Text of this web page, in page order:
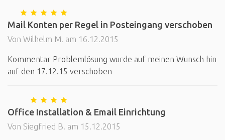
Mail Konten per Regel in Posteingang verschoben
Von Wilhelm M. am 16.12.2015
Kommentar Problemlösung wurde auf meinen Wunsch hin
auf den 17.12.15 verschoben
Office Installation & Email Einrichtung
Von Siegfried B. am 15.12.2015